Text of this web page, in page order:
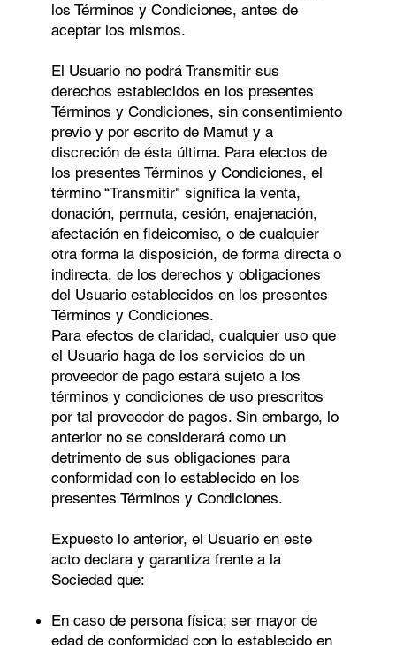
los Términos y Condiciones, antes de
aceptar los mismos.
El Usuario no podrá Transmitir sus
derechos establecidos en los presentes
Términos y Condiciones, sin consentimiento
previo y por escrito de Mamut y a
discreción de ésta última. Para efectos de
los presentes Términos y Condiciones, el
término “Transmitir" signiﬁca la venta,
donación, permuta, cesión, enajenación,
afectación en ﬁdeicomiso, o de cualquier
otra forma la disposición, de forma directa o
indirecta, de los derechos y obligaciones
del Usuario establecidos en los presentes
Términos y Condiciones.
Para efectos de claridad, cualquier uso que
el Usuario haga de los servicios de un
proveedor de pago estará sujeto a los
términos y condiciones de uso prescritos
por tal proveedor de pagos. Sin embargo, lo
anterior no se considerará como un
detrimento de sus obligaciones para
conformidad con lo establecido en los
presentes Términos y Condiciones.
Expuesto lo anterior, el Usuario en este
acto declara y garantiza frente a la
Sociedad que:
En caso de persona física; ser mayor de
edad de conformidad con lo establecido en